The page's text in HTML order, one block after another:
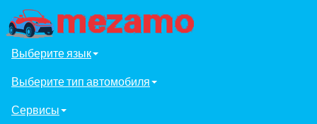
Выберите язык
Выберите тип автомобиля
Сервисы